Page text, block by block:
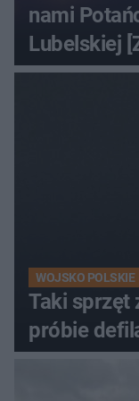
nami
Lubelskiej
WOJSKO POLSKIE
Taki sprzęt
próbie